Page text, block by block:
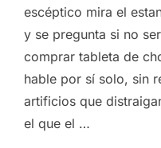
escéptico mira el
y se pregunta si no
comprar tableta de
hable por sí solo, sin
artificios que
el que el …